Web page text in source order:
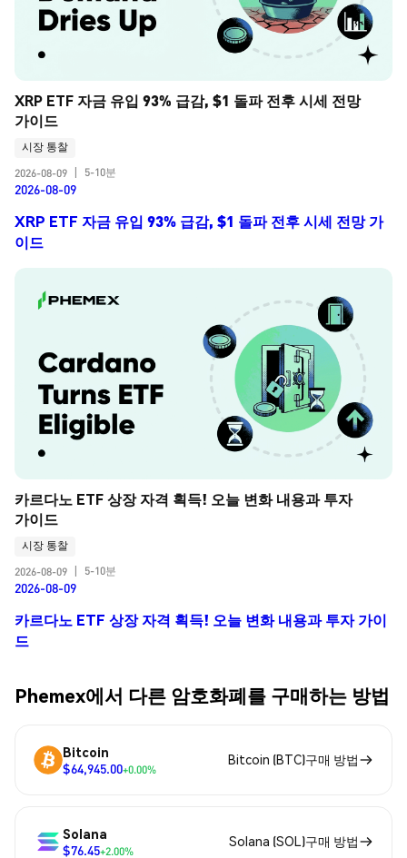
XRP ETF 자금 유입 93% 급감, $1 돌파 전후 시세 전망
가이드
시장 통찰
2026-08-09
5-10분
2026-08-09
XRP ETF 자금 유입 93% 급감, $1 돌파 전후 시세 전망 가
이드
카르다노 ETF 상장 자격 획득! 오늘 변화 내용과 투자
가이드
시장 통찰
2026-08-09
5-10분
2026-08-09
카르다노 ETF 상장 자격 획득! 오늘 변화 내용과 투자 가이
드
Phemex에서 다른 암호화폐를 구매하는 방법
Bitcoin
$64,945.00+0.00%
Bitcoin (BTC)구매 방법
Solana
$76.45+2.00%
Solana (SOL)구매 방법